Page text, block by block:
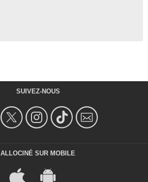
SUIVEZ-NOUS
ALLOCINÉ SUR MOBILE